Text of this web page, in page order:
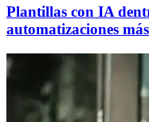
Plantillas con IA
automatizaciones